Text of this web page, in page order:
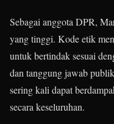
Sebagai anggota DPR,
yang tinggi. Kode etik
untuk bertindak sesuai
dan tanggung jawab
sering kali dapat
secara keseluruhan.